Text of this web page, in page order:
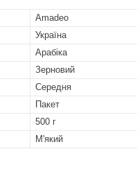
Amadeo
Україна
Арабіка
Зерновий
Середня
Пакет
500 г
М'який